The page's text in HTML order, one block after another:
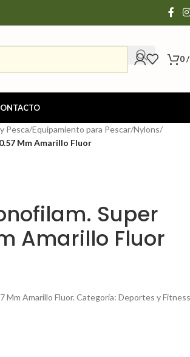
0/
Pesca/Equipamiento para Pescar/Nylons/
Mm Amarillo Fluor
Super
Amarillo Fluor
Mm Amarillo Fluor. Categoría: Deportes y